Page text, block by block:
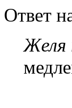
Ответ
Желя